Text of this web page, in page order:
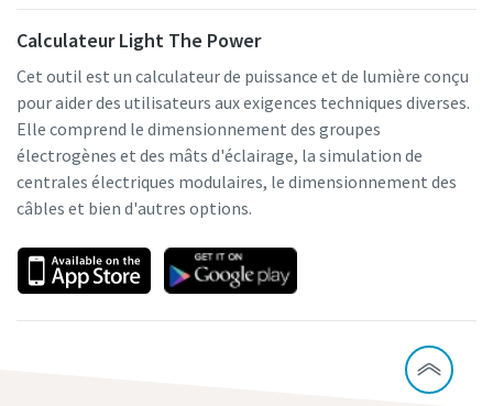
Calculateur Light The Power
Cet outil est un calculateur de puissance et de lumière conçu
pour aider des utilisateurs aux exigences techniques diverses.
Elle comprend le dimensionnement des groupes
électrogènes et des mâts d'éclairage, la simulation de
centrales électriques modulaires, le dimensionnement des
câbles et bien d'autres options.